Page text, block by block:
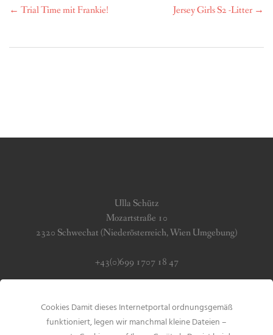
Post
← Trial Time mit Frankie! Jersey Girls S2 -Litter →
Ulla Schütz
Mozartstraße 10
2320 Schwechat (Niederösterreich, Wien Umgebung)
+43(0)699 1707 18 47
Impressum & Datenschutz
Cookies Damit dieses Internetportal ordnungsgemäß
funktioniert, legen wir manchmal kleine Dateien –